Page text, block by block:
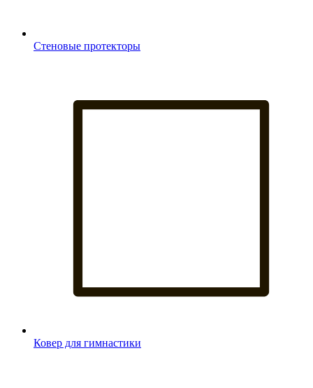
Стеновые протекторы
Ковер для гимнастики